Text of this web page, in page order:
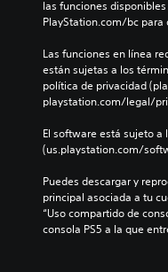
las funciones disponibles
PlayStation.com/bc
Las funciones en línea
están sujetas a los
política de privacidad
playstation.com/legal/
El software está sujeto a
(us.playstation.com/
Puedes descargar y
principal asociada a tu
“Uso compartido de
consola PS5 a la que